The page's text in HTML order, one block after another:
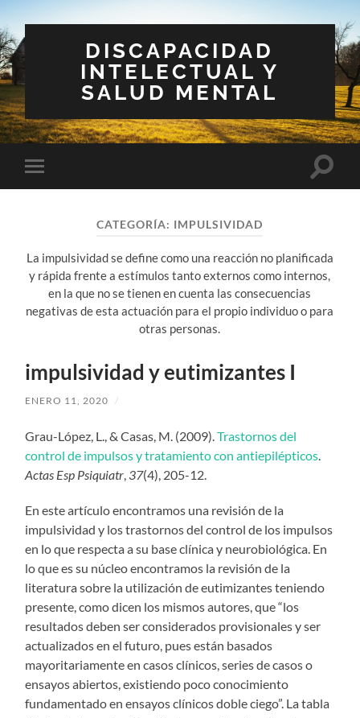
DISCAPACIDAD
INTELECTUAL Y
SALUD MENTAL
Alternar
el
CATEGORÍA: IMPULSIVIDAD
La impulsividad se define como una reacción no planificada
y rápida frente a estímulos tanto externos como internos,
en la que no se tienen en cuenta las consecuencias
negativas de esta actuación para el propio individuo o para
otras personas.
impulsividad y eutimizantes I
ENERO 11, 2020 /
Grau-López, L., & Casas, M. (2009).Trastornos del
control de impulsos y tratamiento con antiepilépticos.
Actas Esp Psiquiatr, 37(4), 205-12.
En este artículo encontramos una revisión de la
impulsividad y los trastornos del control de los impulsos
en lo que respecta a su base clínica y neurobiológica. En
lo que es su núcleo encontramos la revisión de la
literatura sobre la utilización de eutimizantes teniendo
presente, como dicen los mismos autores, que “los
resultados deben ser considerados provisionales y ser
actualizados en el futuro, pues están basados
mayoritariamente en casos clínicos, series de casos o
ensayos abiertos, existiendo poco conocimiento
fundamentado en ensayos clínicos doble ciego”. La tabla